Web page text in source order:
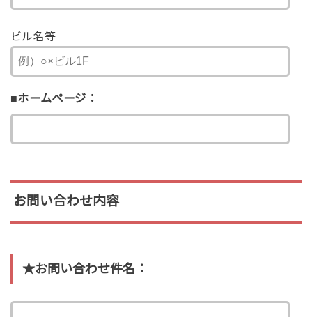
ビル名等
■ホームページ：
お問い合わせ内容
★お問い合わせ件名：